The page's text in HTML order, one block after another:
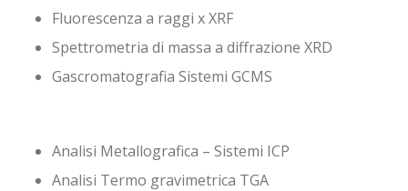
Fluorescenza a raggi x XRF
Spettrometria di massa a diffrazione XRD
Gascromatografia Sistemi GCMS
Analisi Metallografica – Sistemi ICP
Analisi Termo gravimetrica TGA